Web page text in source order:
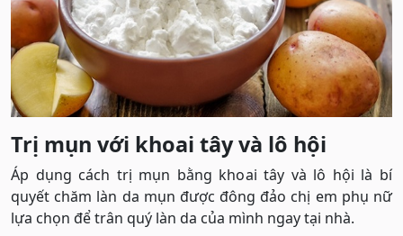
Trị mụn với khoai tây và lô hội
Áp dụng cách trị mụn bằng khoai tây và lô hội là bí
quyết chăm làn da mụn được đông đảo chị em phụ nữ
lựa chọn để trân quý làn da của mình ngay tại nhà.